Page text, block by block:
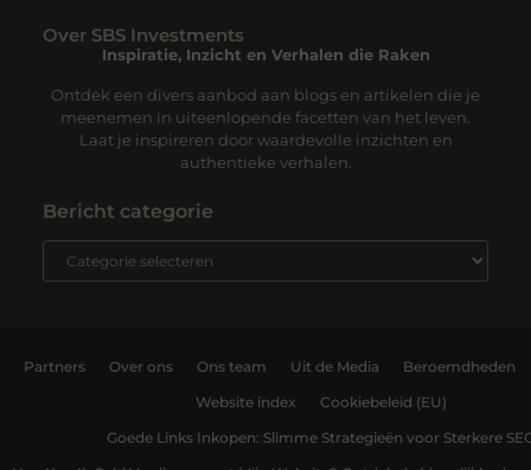
Over SBS Investments
Inspiratie, Inzicht en Verhalen die Raken
Ontdek een divers aanbod aan blogs en artikelen die je
meenemen in uiteenlopende facetten van het leven.
Laat je inspireren door waardevolle inzichten en
authentieke verhalen.
Bericht categorie
Partners Over ons Ons team Uit de Media Beroemdheden
Website index Cookiebeleid (EU)
Goede Links Inkopen: Slimme Strategieën voor Sterkere